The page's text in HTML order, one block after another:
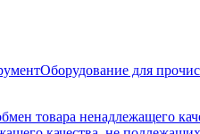
Оборудование для
товара ненадлежащего